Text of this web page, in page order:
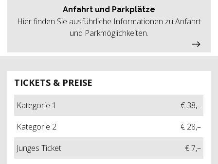
TICKETS & PREISE
Kategorie 1
€ 38,–
Kategorie 2
€ 28,–
Junges Ticket
€ 7,–
Anfahrt und Parkplätze
Hier finden Sie ausführliche Informationen zu Anfahrt
und Parkmöglichkeiten.